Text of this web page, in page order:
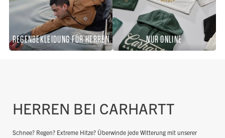
REGENBEKLEIDUNG FÜR HERREN NUR ONLINE
HERREN BEI CARHARTT
Schnee? Regen? Extreme Hitze? Überwinde jede Witterung mit unserer